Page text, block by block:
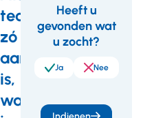
technologie
zó
aanwezig
is,
waar
Wil
meer
Feedback
Heeft u
gevonden wat
u zocht?
Ja Nee